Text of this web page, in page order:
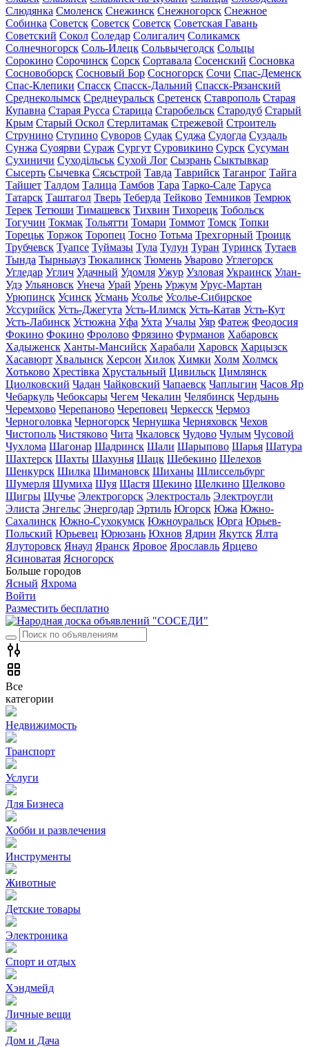
Слюдянка Смоленск Снежинск Снежногорск Снежное
Собинка Советск Советск Советск Советская Гавань
Советский Сокол Соледар Солигалич Соликамск
Солнечногорск Соль-Илецк Сольвычегодск Сольцы
Сорокино Сорочинск Сорск Сортавала Сосенский Сосновка
Сосновоборск Сосновый Бор Сосногорск Сочи Спас-Деменск
Спас-Клепики Спасск Спасск-Дальний Спасск-Рязанский
Среднеколымск Среднеуральск Сретенск Ставрополь Старая
Купавна Старая Русса Старица Старобельск Стародуб Старый
Крым Старый Оскол Стерлитамак Стрежевой Строитель
Струнино Ступино Суворов Судак Суджа Судогда Суздаль
Сунжа Суоярви Сураж Сургут Суровикино Сурск Сусуман
Сухиничи Суходільськ Сухой Лог Сызрань Сыктывкар
Сысерть Сычевка Сясьстрой Тавда Таврийск Таганрог Тайга
Тайшет Талдом Талица Тамбов Тара Тарко-Сале Таруса
Татарск Таштагол Тверь Теберда Тейково Темников Темрюк
Терек Тетюши Тимашевск Тихвин Тихорецк Тобольск
Тогучин Токмак Тольятти Томари Томмот Томск Топки
Торецьк Торжок Торопец Тосно Тотьма Трехгорный Троицк
Трубчевск Туапсе Туймазы Тула Тулун Туран Туринск Тутаев
Тында Тырныауз Тюкалинск Тюмень Уварово Углегорск
Угледар Углич Удачный Удомля Ужур Узловая Украинск Улан-
Удэ Ульяновск Унеча Урай Урень Уржум Урус-Мартан
Урюпинск Усинск Усмань Усолье Усолье-Сибирское
Уссурийск Усть-Джегута Усть-Илимск Усть-Катав Усть-Кут
Усть-Лабинск Устюжна Уфа Ухта Учалы Уяр Фатеж Феодосия
Фокино Фокино Фролово Фрязино Фурманов Хабаровск
Хадыженск Ханты-Мансийск Харабали Харовск Харцызск
Хасавюрт Хвалынск Херсон Хилок Химки Холм Холмск
Хотьково Хрестівка Хрустальный Цивильск Цимлянск
Циолковский Чадан Чайковский Чапаевск Чаплыгин Часов Яр
Чебаркуль Чебоксары Чегем Чекалин Челябинск Чердынь
Черемхово Черепаново Череповец Черкесск Чермоз
Черноголовка Черногорск Чернушка Черняховск Чехов
Чистополь Чистяково Чита Чкаловск Чудово Чулым Чусовой
Чухлома Шагонар Шадринск Шали Шарыпово Шарья Шатура
Шахтерск Шахты Шахунья Шацк Шебекино Шелехов
Шенкурск Шилка Шимановск Шиханы Шлиссельбург
Шумерля Шумиха Шуя Щастя Щекино Щелкино Щелково
Щигры Щучье Электрогорск Электросталь Электроугли
Элиста Энгельс Энергодар Эртиль Югорск Южа Южно-
Сахалинск Южно-Сухокумск Южноуральск Юрга Юрьев-
Польский Юрьевец Юрюзань Юхнов Ядрин Якутск Ялта
Ялуторовск Янаул Яранск Яровое Ярославль Ярцево
Ясиноватая Ясногорск
Больше городов
Ясный Яхрома
Войти
Разместить бесплатно
Все
категории
Недвижимость
Транспорт
Услуги
Для Бизнеса
Хобби и развлечения
Инструменты
Животные
Детские товары
Электроника
Спорт и отдых
Хэндмейд
Личные вещи
Дом и Дача